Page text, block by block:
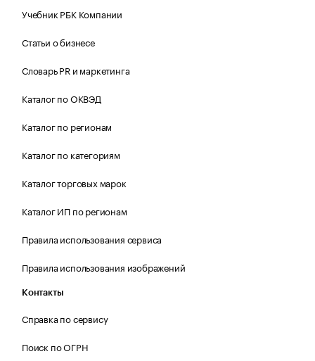
Учебник РБК Компании
Статьи о бизнесе
Словарь PR и маркетинга
Каталог по ОКВЭД
Каталог по регионам
Каталог по категориям
Каталог торговых марок
Каталог ИП по регионам
Правила использования сервиса
Правила использования изображений
Контакты
Справка по сервису
Поиск по ОГРН